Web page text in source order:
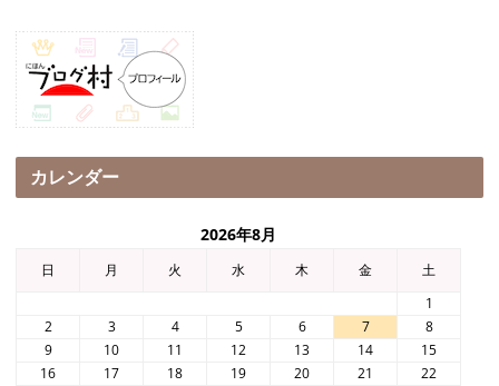
カレンダー
2026年8月
日 月 火 水 木 金
土
1
2
3 4 5 6 7
8
9
10 11 12 13 14
15
16
17 18 19 20 21
22